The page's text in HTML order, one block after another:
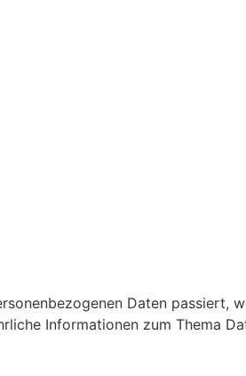
Daten passiert,
Informationen zum Thema